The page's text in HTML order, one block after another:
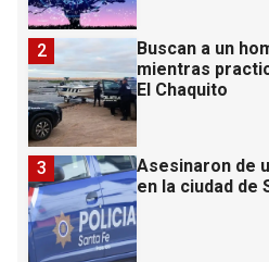
Buscan a un
mientras
El Chaquito
2
Asesinaron de
en la ciudad de
3